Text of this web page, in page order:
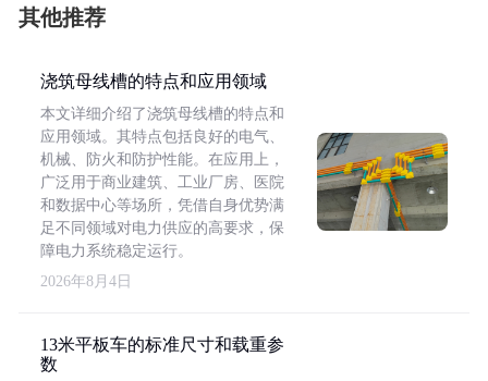
其他推荐
浇筑母线槽的特点和应用领域
本文详细介绍了浇筑母线槽的特点和
应用领域。其特点包括良好的电气、
机械、防火和防护性能。在应用上，
广泛用于商业建筑、工业厂房、医院
和数据中心等场所，凭借自身优势满
足不同领域对电力供应的高要求，保
障电力系统稳定运行。
2026年8月4日
13米平板车的标准尺寸和载重参
数